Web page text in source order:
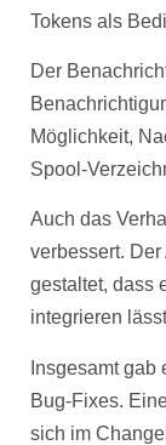
Tokens als
Der
Möglichkeit,
Spool-
Auch das
verbessert.
gestaltet, dass
integrieren
Insgesamt
Bug-Fixes.
sich im